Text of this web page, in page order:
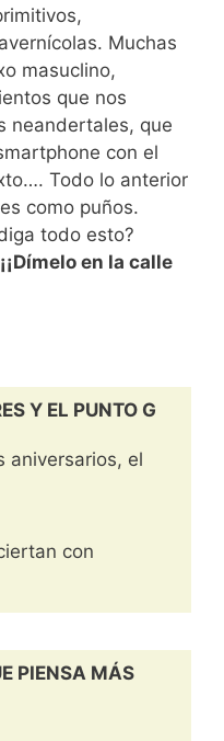
Muchas
masuclino,
que nos
neandertales, que
con el
Todo lo anterior
como puños.
todo esto?
en la calle
Y EL PUNTO G
aniversarios, el
con
PIENSA MÁS